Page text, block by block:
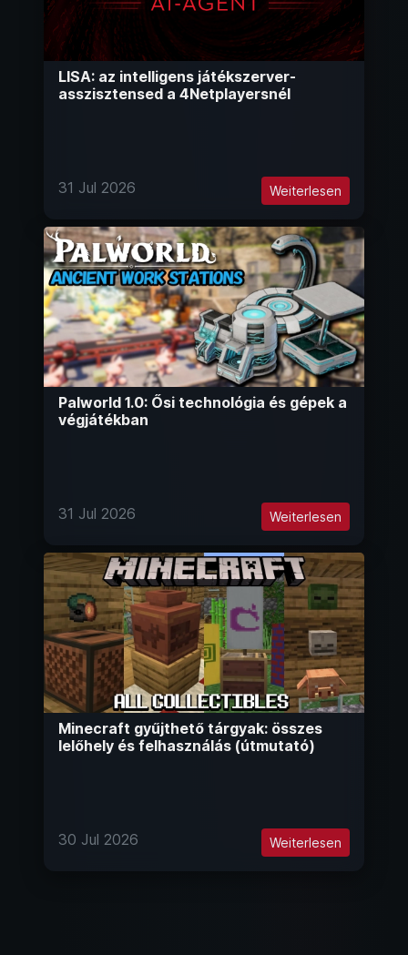
LISA: az intelligens játékszerver-
asszisztensed a 4Netplayersnél
31 Jul 2026 Weiterlesen
Palworld 1.0: Ősi technológia és gépek a
végjátékban
31 Jul 2026 Weiterlesen
Minecraft gyűjthető tárgyak: összes
lelőhely és felhasználás (útmutató)
30 Jul 2026 Weiterlesen